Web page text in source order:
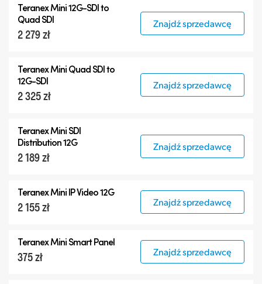
Teranex Mini12G-SDIto
Quad SDI
2 279 zł
Znajdź sprzedawcę
Teranex Mini Quad SDI to
12G-SDI
2 325 zł
Znajdź sprzedawcę
Teranex Mini SDI
Distribution 12G
2 189 zł
Znajdź sprzedawcę
Teranex Mini IP Video 12G
2 155 zł Znajdź sprzedawcę
Teranex Mini Smart Panel
375 zł Znajdź sprzedawcę